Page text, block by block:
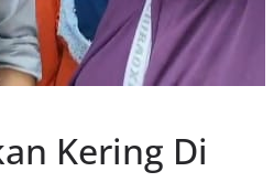
Kering Di